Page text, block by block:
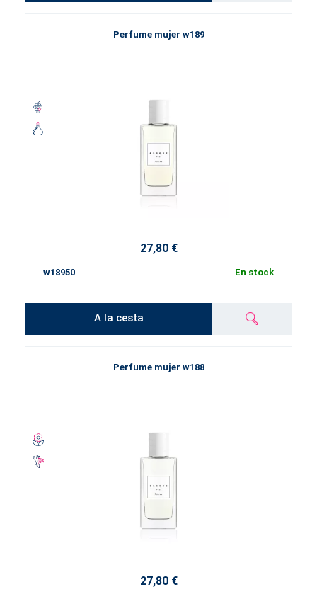
Perfume mujer w189
27,80 €
w18950 En stock
A la cesta
Perfume mujer w188
27,80 €